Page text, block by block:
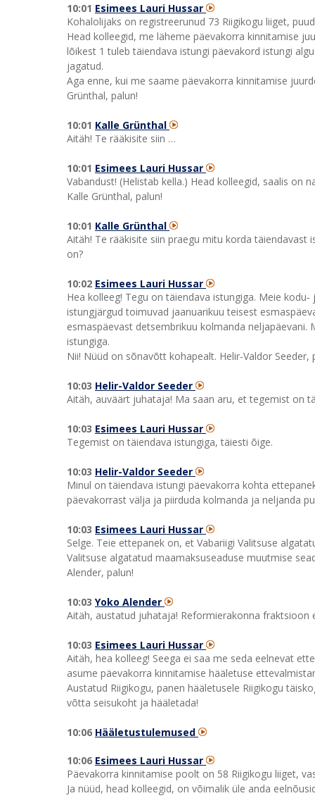
10:01 Esimees Lauri Hussar
Kohalolijaks on registreerunud 73 Riigikogu liiget,
Head kolleegid, me läheme päevakorra kinnitamise
lõikest 1 tuleb täiendava istungi päevakord istungi
jagatud.
Aga enne, kui me saame päevakorra kinnitamise
Grünthal, palun!
10:01 Kalle Grünthal
Aitäh! Te rääkisite siin …
10:01 Esimees Lauri Hussar
Vabandust! (Helistab kella.) Head kolleegid, saalis on
Kalle Grünthal, palun!
10:01 Kalle Grünthal
Aitäh! Te rääkisite siin praegu mitu korda
on?
10:02 Esimees Lauri Hussar
Hea kolleeg! Tegu on täiendava istungiga. Meie
istungjärgud toimuvad jaanuarikuu teisest
esmaspäevast detsembrikuu kolmanda
istungiga.
Nii! Nüüd on sõnavõtt kohapealt. Helir-Valdor Seeder,
10:03 Helir-Valdor Seeder
Aitäh, auväärt juhataja! Ma saan aru, et tegemist on
10:03 Esimees Lauri Hussar
Tegemist on täiendava istungiga, täiesti õige.
10:03 Helir-Valdor Seeder
Minul on täiendava istungi päevakorra kohta
päevakorrast välja ja piirduda kolmanda ja neljanda
10:03 Esimees Lauri Hussar
Selge. Teie ettepanek on, et Vabariigi Valitsuse
Valitsuse algatatud maamaksuseaduse muutmise
Alender, palun!
10:03 Yoko Alender
Aitäh, austatud juhataja! Reformierakonna fraktsioon
10:03 Esimees Lauri Hussar
Aitäh, hea kolleeg! Seega ei saa me seda eelnevat
asume päevakorra kinnitamise hääletuse
Austatud Riigikogu, panen hääletusele Riigikogu
võtta seisukoht ja hääletada!
10:06 Hääletustulemused
10:06 Esimees Lauri Hussar
Päevakorra kinnitamise poolt on 58 Riigikogu liiget,
Ja nüüd, head kolleegid, on võimalik üle anda